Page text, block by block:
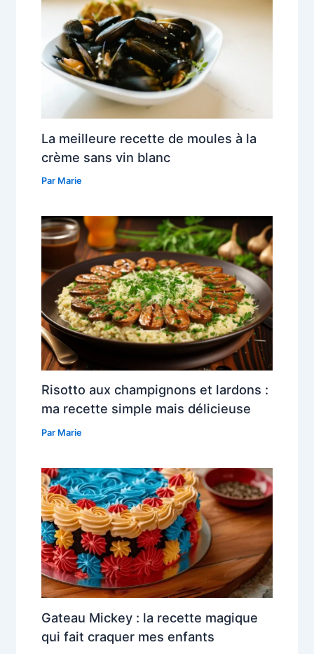
La meilleure recette de moules à la
crème sans vin blanc
Par Marie
Risotto aux champignons et lardons :
ma recette simple mais délicieuse
Par Marie
Gateau Mickey : la recette magique
qui fait craquer mes enfants